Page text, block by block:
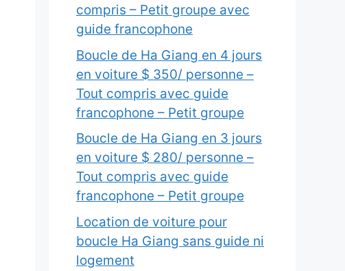
compris – Petit groupe avec
guide francophone
Boucle de Ha Giang en 4 jours
en voiture $ 350/ personne –
Tout compris avec guide
francophone – Petit groupe
Boucle de Ha Giang en 3 jours
en voiture $ 280/ personne –
Tout compris avec guide
francophone – Petit groupe
Location de voiture pour
boucle Ha Giang sans guide ni
logement